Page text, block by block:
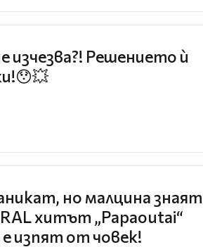
изчезва?! Решението ѝ
но малцина знаят
хитът „Papaoutai“
изпят от човек!